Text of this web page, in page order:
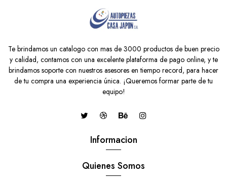
Te brindamos un catalogo con mas de 3000 productos de buen precio
y calidad, contamos con una excelente plataforma de pago online, y te
brindamos soporte con nuestros asesores en tiempo record, para hacer
de tu compra una experiencia única. ¡Queremos formar parte de tu
equipo!
Informacion
Quienes Somos